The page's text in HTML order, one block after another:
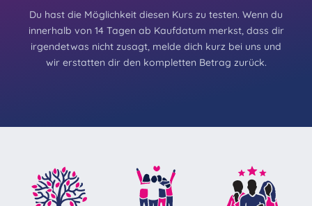
Du hast die Möglichkeit diesen Kurs zu testen. Wenn du
innerhalb von 14 Tagen ab Kaufdatum merkst, dass dir
irgendetwas nicht zusagt, melde dich kurz bei uns und
wir erstatten dir den kompletten Betrag zurück.